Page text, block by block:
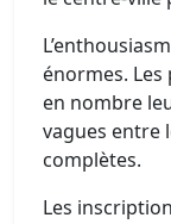
énormes.
en nombre
vagues entre
complètes.
Les